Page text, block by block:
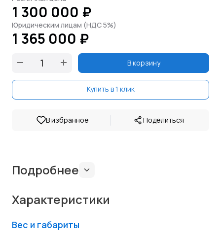
1 300 000 ₽
Юридическим лицам (НДС 5%)
1 365 000 ₽
В корзину
Купить в 1 клик
В избранное | Поделиться
Подробнее
Характеристики
Вес и габариты